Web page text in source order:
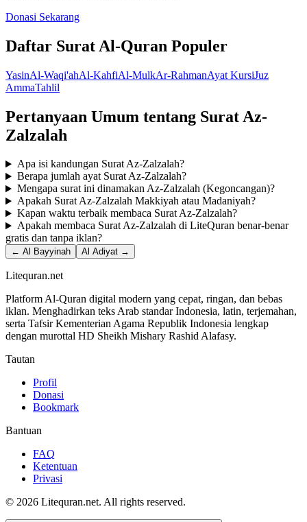
Donasi Sekarang
Daftar Surat Al-Quran Populer
YasinAl-Waqi'ahAl-KahfiAl-MulkAr-RahmanAyat KursiJuz
AmmaTahlil
Pertanyaan Umum tentang Surat Az-
Zalzalah
Apa isi kandungan Surat Az-Zalzalah?
Berapa jumlah ayat Surat Az-Zalzalah?
Mengapa surat ini dinamakan Az-Zalzalah (Kegoncangan)?
Apakah Surat Az-Zalzalah Makkiyah atau Madaniyah?
Kapan waktu terbaik membaca Surat Az-Zalzalah?
Apakah membaca Surat Az-Zalzalah di LiteQuran benar-benar
gratis dan tanpa iklan?
← Al Bayyinah Al Adiyat →
Litequran.net
Platform Al-Quran digital modern yang cepat, ringan, dan bebas
iklan. Menghadirkan teks Arab standar Indonesia, latin, terjemahan,
serta Tafsir Kementerian Agama Republik Indonesia lengkap
dengan murottal HD Sheikh Mishary Rashid Alafasy.
Tautan
Profil
Donasi
Bookmark
Bantuan
FAQ
Ketentuan
Privasi
© 2026 Litequran.net. All rights reserved.